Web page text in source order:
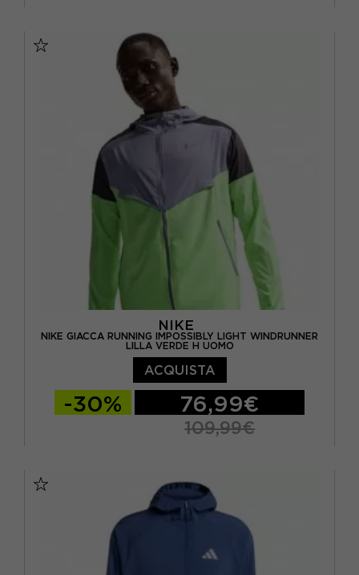
NIKE
NIKE GIACCA RUNNING IMPOSSIBLY LIGHT WINDRUNNER
LILLA VERDE H UOMO
ACQUISTA
-30% 76,99€
109,99€